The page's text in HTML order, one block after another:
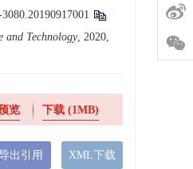
and Technology, 2020,
览 下载(1MB)
出引用 XML下载